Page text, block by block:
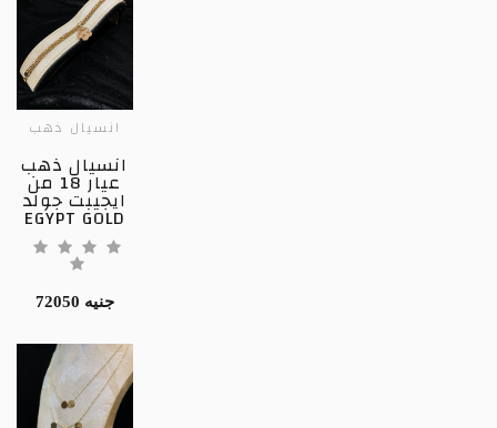
انسيال ذهب
انسيال ذهب
عيار 18 من
ايجيبت جولد
EGYPT GOLD
72050 جنيه